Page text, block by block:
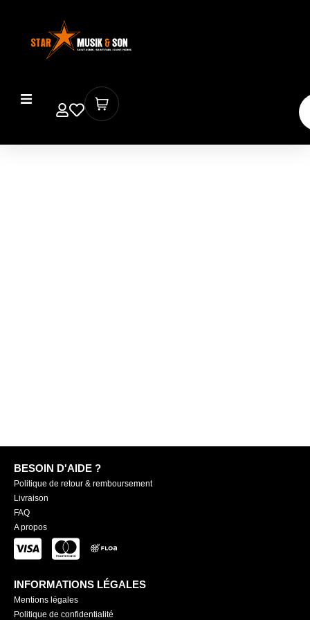
BESOIN D'AIDE ?
Politique de retour & remboursement
Livraison
FAQ
A propos
INFORMATIONS LÉGALES
Mentions légales
Politique de confidentialité